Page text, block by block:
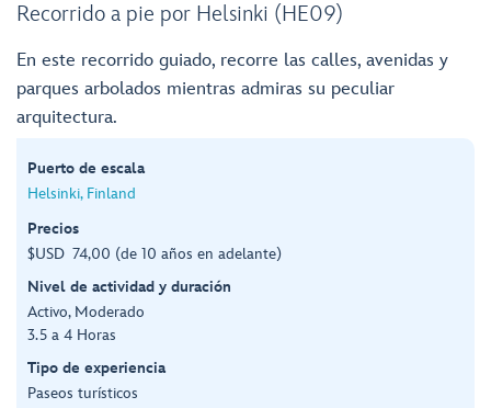
Recorrido a pie por Helsinki (HE09)
En este recorrido guiado, recorre las calles, avenidas y
parques arbolados mientras admiras su peculiar
arquitectura.
Puerto de escala
Helsinki, Finland
Precios
$USD 74,00 (de 10 años en adelante)
Nivel de actividad y duración
Activo, Moderado
3.5 a 4 Horas
Tipo de experiencia
Paseos turísticos